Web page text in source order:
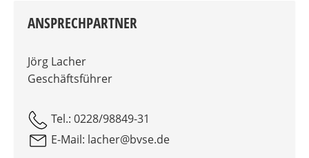
ANSPRECHPARTNER
Jörg Lacher
Geschäftsführer
Tel.: 0228/98849-31
E-Mail: lacher@bvse.de